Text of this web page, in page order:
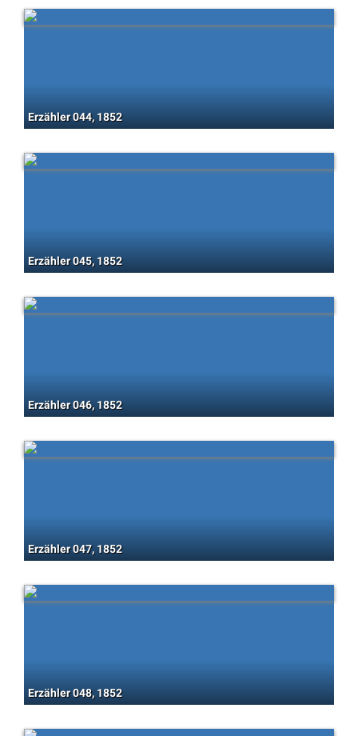
Erzähler 044, 1852
Erzähler 045, 1852
Erzähler 046, 1852
Erzähler 047, 1852
Erzähler 048, 1852